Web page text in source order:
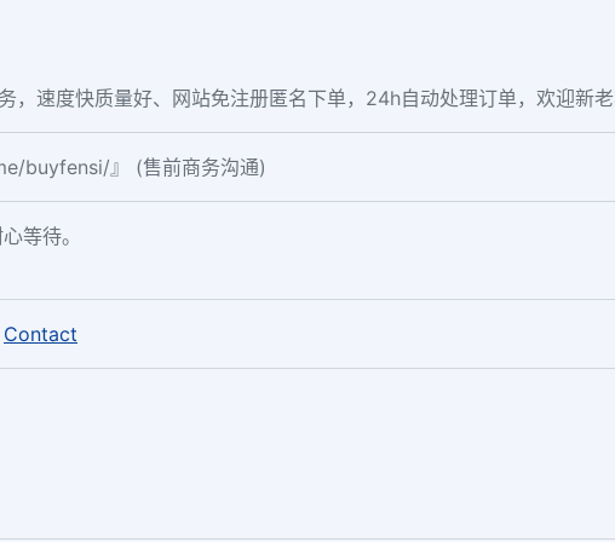
，速度快质量好、网站免注册匿名下单，24h自动处理订单，欢迎新老
buyfensi/』 (售前商务沟通)
等待。
Contact